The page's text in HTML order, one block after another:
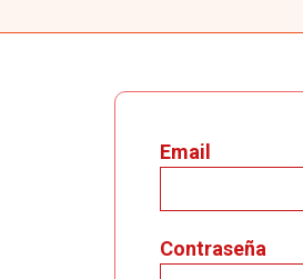
Email
Contraseña